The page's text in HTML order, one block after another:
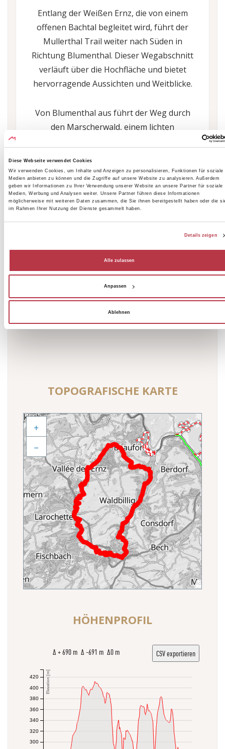
Diese Webseite verwendet Cookies
Wir verwenden Cookies, um Inhalte und Anzeigen zu personalisieren, Funktionen für soziale
Medien anbieten zu können und die Zugriffe auf unsere Website zu analysieren. Außerdem
geben wir Informationen zu Ihrer Verwendung unserer Website an unsere Partner für soziale
Medien, Werbung und Analysen weiter. Unsere Partner führen diese Informationen
möglicherweise mit weiteren Daten zusammen, die Sie ihnen bereitgestellt haben oder die
im Rahmen Ihrer Nutzung der Dienste gesammelt haben.
Details zeigen
Alle zulassen
Anpassen
Ablehnen
Entlang der Weißen Ernz, die von einem
offenen Bachtal begleitet wird, führt der
Mullerthal Trail weiter nach Süden in
Richtung Blumenthal. Dieser Wegabschnitt
verläuft über die Hochfläche und bietet
hervorragende Aussichten und Weitblicke.
Von Blumenthal aus führt der Weg durch
den Marscherwald, einem lichten
der Wanderer die beeindruckende
Kallektuffquell (Kalktuffquelle).
Weiter geht es in Richtung Müllerthal. Durch
Route 2 beschrieben wurde. Nach etwa
einem Kilometer ist die Ortschaft Müllerthal
(wieder) erreicht.
TOPOGRAFISCHE KARTE
+
−
HÖHENPROFIL
Δ + 690 m Δ -691 m Δ0 m CSV exportieren
300
320
340
360
380
400
420 Elevation [m]